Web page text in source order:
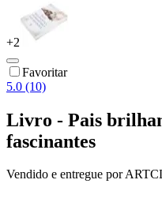
+2
Favoritar
5.0 (10)
Livro - Pais
fascinantes
Vendido e entregue por